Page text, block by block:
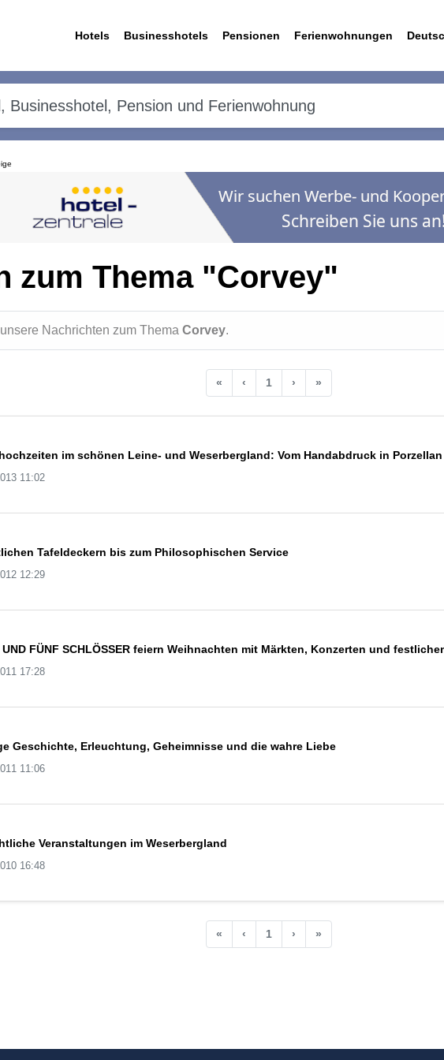
Hotels Businesshotels Pensionen Ferienwohnungen
zum Thema "Corvey"
Nachrichten zum Thema Corvey.
« ‹ 1 › »
im schönen Leine- und Weserbergland: Vom Handabdruck in
11:02
Tafeldeckern bis zum Philosophischen Service
12:29
UND FÜNF SCHLÖSSER feiern Weihnachten mit Märkten, Konzerten und
17:28
Geschichte, Erleuchtung, Geheimnisse und die wahre Liebe
11:06
Veranstaltungen im Weserbergland
16:48
« ‹ 1 › »